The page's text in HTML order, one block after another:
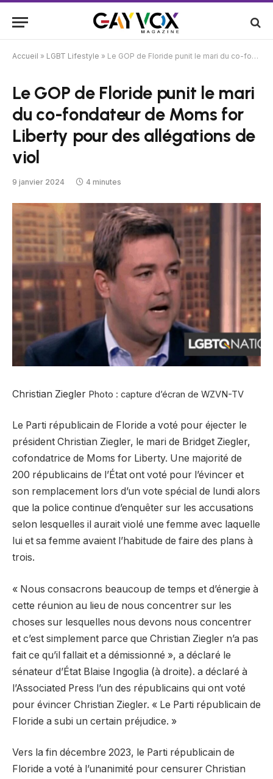
Accueil » LGBT Lifestyle » Le GOP de Floride punit le mari du co-fondateur de Moms for Liberty pour des allégations de viol
Le GOP de Floride punit le mari
du co-fondateur de Moms for
Liberty pour des allégations de
viol
9 janvier 2024 4 minutes
Christian Ziegler Photo : capture d’écran de WZVN-TV
Le Parti républicain de Floride a voté pour éjecter le
président Christian Ziegler, le mari de Bridget Ziegler,
cofondatrice de Moms for Liberty. Une majorité de
200 républicains de l’État ont voté pour l’évincer et
son remplacement lors d’un vote spécial de lundi alors
que la police continue d’enquêter sur les accusations
selon lesquelles il aurait violé une femme avec laquelle
lui et sa femme avaient l’habitude de faire des plans à
trois.
« Nous consacrons beaucoup de temps et d’énergie à
cette réunion au lieu de nous concentrer sur les
choses sur lesquelles nous devons nous concentrer
et c’est simplement parce que Christian Ziegler n’a pas
fait ce qu’il fallait et a démissionné », a déclaré le
sénateur d’État Blaise Ingoglia (à droite). a déclaré à
l’Associated Press l’un des républicains qui ont voté
pour évincer Christian Ziegler. « Le Parti républicain de
Floride a subi un certain préjudice. »
Vers la fin décembre 2023, le Parti républicain de
Floride a voté à l’unanimité pour censurer Christian